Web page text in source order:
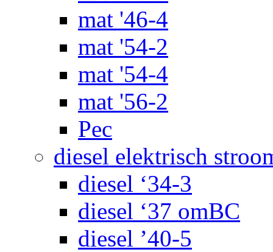
mat '46-4
mat '54-2
mat '54-4
mat '56-2
Pec
diesel elektrisch
diesel ‘34-3
diesel ‘37 omBC
diesel ’40-5